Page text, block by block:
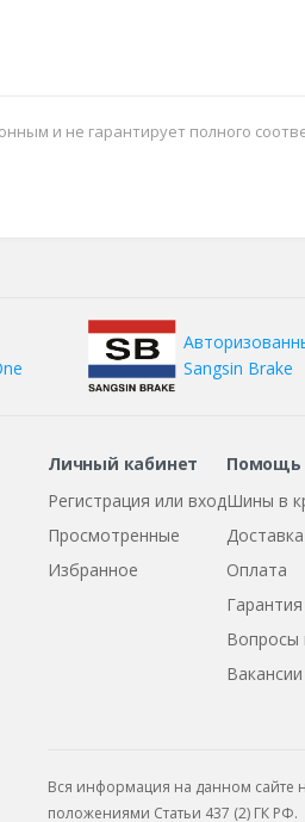
и не гарантирует полного
Sangsin Brake
Личный кабинет
Регистрация или вход
Просмотренные
Избранное
Помощь
Шины в
Доставка
Оплата
Гарантия
Вопросы
Вакансии
Вся информация на данном сайте
положениями Статьи 437 (2) ГК РФ.